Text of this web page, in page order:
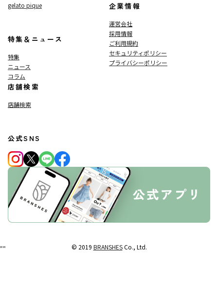
gelato pique
特集＆ニュース
特集
ニュース
コラム
店舗検索
店舗検索
企業情報
運営会社
採用情報
ご利用規約
セキュリティポリシー
プライバシーポリシー
公式SNS
© 2019 BRANSHESCo., Ltd.
""